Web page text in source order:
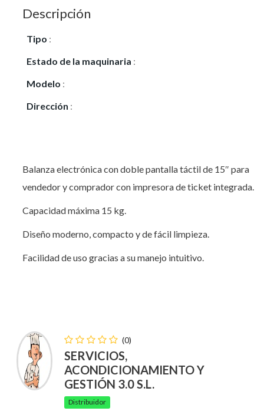
Descripción
Tipo :
Estado de la maquinaria :
Modelo :
Dirección :
Balanza electrónica con doble pantalla táctil de 15″ para
vendedor y comprador con impresora de ticket integrada.
Capacidad máxima 15 kg.
Diseño moderno, compacto y de fácil limpieza.
Facilidad de uso gracias a su manejo intuitivo.
(0)
SERVICIOS,
ACONDICIONAMIENTO Y
GESTIÓN 3.0 S.L.
Distribuidor